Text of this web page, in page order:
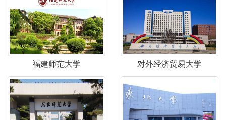
福建师范大学 对外经济贸易大学